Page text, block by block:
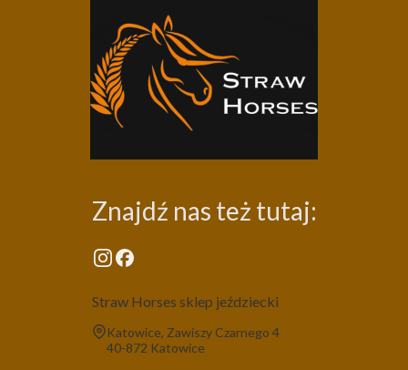
Znajdź nas też tutaj:
Straw Horses sklep jeździecki
Adres:
Katowice, Zawiszy Czarnego 4
40-872 Katowice